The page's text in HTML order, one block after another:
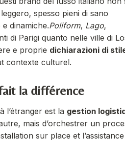
spesso pieni di sano
dinamiche.Poliform, Lago,
di Parigi quanto nelle ville di
e proprie dichiarazioni di
contexte culturel.
la différence
l’étranger est la gestion
mais d’orchestrer un
sur place et l’assistance